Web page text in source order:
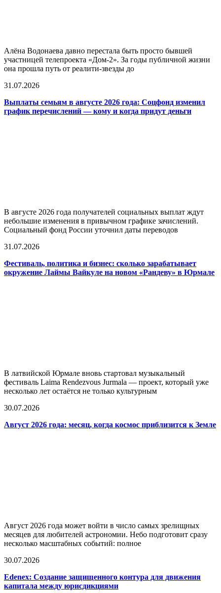
Алёна Водонаева давно перестала быть просто бывшей
участницей телепроекта «Дом-2». За годы публичной жизни
она прошла путь от реалити-звезды до
31.07.2026
Выплаты семьям в августе 2026 года: Соцфонд изменил
график перечислений — кому и когда придут деньги
В августе 2026 года получателей социальных выплат ждут
небольшие изменения в привычном графике зачислений.
Социальный фонд России уточнил даты переводов
31.07.2026
Фестиваль, политика и бизнес: сколько зарабатывает
окружение Лаймы Вайкуле на новом «Рандеву» в Юрмале
В латвийской Юрмале вновь стартовал музыкальный
фестиваль Laima Rendezvous Jurmala — проект, который уже
несколько лет остаётся не только культурным
30.07.2026
Август 2026 года: месяц, когда космос приблизится к Земле
Август 2026 года может войти в число самых зрелищных
месяцев для любителей астрономии. Небо подготовит сразу
несколько масштабных событий: полное
30.07.2026
Edenex: Создание защищенного контура для движения
капитала между юрисдикциями